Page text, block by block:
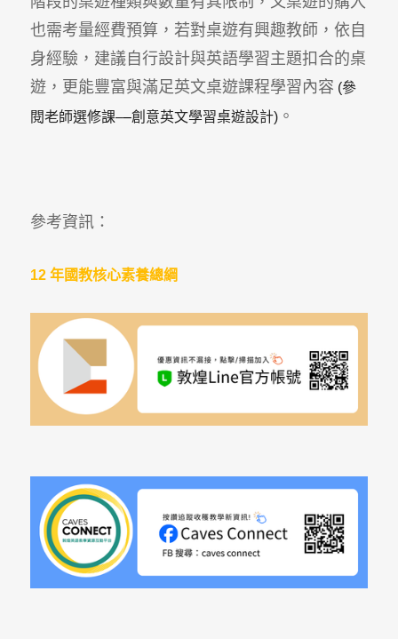
也需考量經費預算，若對桌遊有興趣教師，依自
身經驗，建議自行設計與英語學習主題扣合的桌
遊，更能豐富與滿足英文桌遊課程學習內容 (參
閱老師選修課––創意英文學習桌遊設計)。
參考資訊：
12 年國教核心素養總綱